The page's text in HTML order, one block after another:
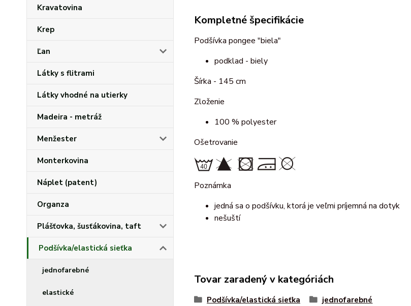
Kravatovina
Krep
Ľan
Látky s flitrami
Látky vhodné na utierky
Madeira - metráž
Menžester
Monterkovina
Náplet (patent)
Organza
Plášťovka, šusťákovina, taft
Podšívka/elastická sieťka
jednofarebné
elastické
Kompletné špecifikácie
Podšívka pongee "biela"
podklad - biely
Šírka - 145 cm
Zloženie
100 % polyester
Ošetrovanie
Poznámka
jedná sa o podšívku, ktorá je veľmi príjemná na dotyk
nešuští
Tovar zaradený v kategóriách
Podšívka/elastická sieťka jednofarebné